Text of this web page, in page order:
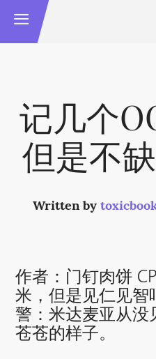
记几个
但是不
Written by
作者：门钉肉饼
米，但是见仁见
警：米达麦亚从
苍苍的样子。